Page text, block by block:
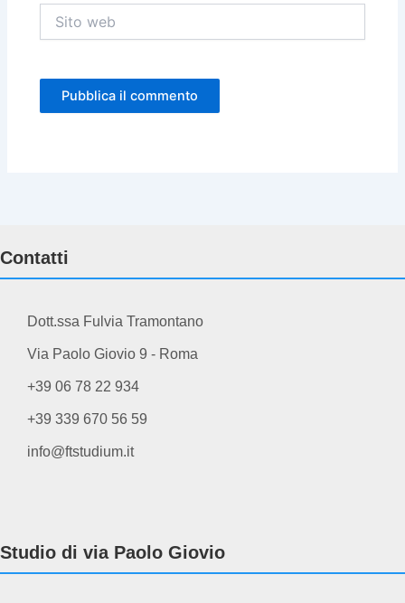
web
Contatti
Dott.ssa Fulvia Tramontano
Via Paolo Giovio 9 - Roma
+39 06 78 22 934
+39 339 670 56 59
info@ftstudium.it
Studio di via Paolo Giovio